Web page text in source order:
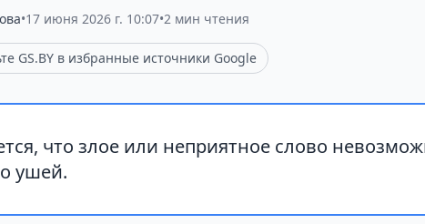
•17 июня 2026 г. 10:07•2 мин чтения
GS.BY в избранные источники Google
что злое или неприятное слово
ушей.